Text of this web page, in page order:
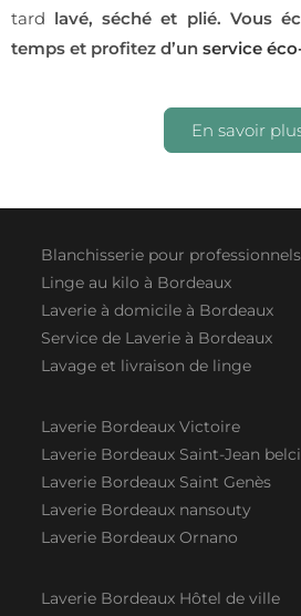
tard lavé, séché et plié. Vous
temps et profitez d’un service
En savoir
Blanchisserie pour professionnels
Linge au kilo à Bordeaux
Laverie à domicile à Bordeaux
Service de Laverie à Bordeaux
Lavage et livraison de linge
Laverie Bordeaux Victoire
Laverie Bordeaux Saint-Jean
Laverie Bordeaux Saint Genès
Laverie Bordeaux nansouty
Laverie Bordeaux Ornano
Laverie Bordeaux Hôtel de ville